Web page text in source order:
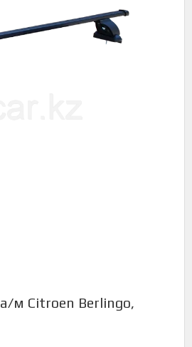
м Citroen Berlingo,